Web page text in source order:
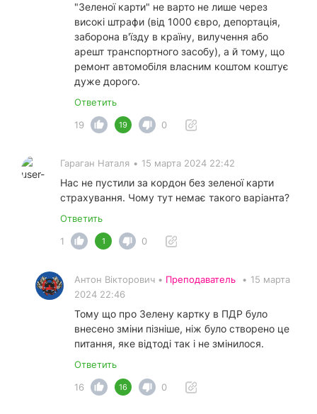
"Зеленої карти" не варто не лише через
високі штрафи (від 1000 євро, депортація,
заборона в'їзду в країну, вилучення або
арешт транспортного засобу), а й тому, що
ремонт автомобіля власним коштом коштує
дуже дорого.
Ответить
19
19 0
Гараган Наталя • 15 марта 2024 22:42
Нас не пустили за кордон без зеленої карти
страхування. Чому тут немає такого варіанта?
Ответить
1
1 0
Антон Вікторович • Преподаватель • 15 марта
2024 22:46
Тому що про Зелену картку в ПДР було
внесено зміни пізніше, ніж було створено це
питання, яке відтоді так і не змінилося.
Ответить
16
16 0